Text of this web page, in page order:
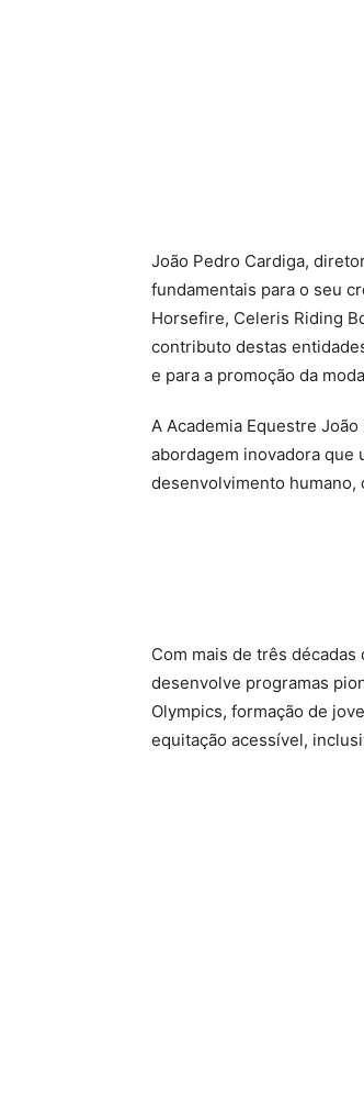
João Pedro Cardiga,
fundamentais para o seu
Horsefire, Celeris Riding
contributo destas
e para a promoção da
A Academia Equestre
abordagem inovadora que
desenvolvimento
Com mais de três
desenvolve programas
Olympics, formação de
equitação acessível,